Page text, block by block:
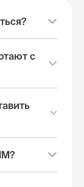
с